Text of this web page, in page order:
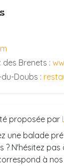
Brenets :
Doubs :
proposée par
une balade
? N'hésitez pas
à nos